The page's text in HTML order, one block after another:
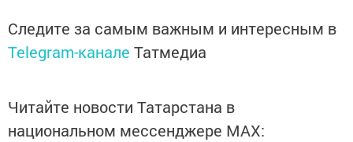
Следите за самым важным и интересным в
Telegram-канале Татмедиа
Читайте новости Татарстана в
национальном мессенджере MАХ: